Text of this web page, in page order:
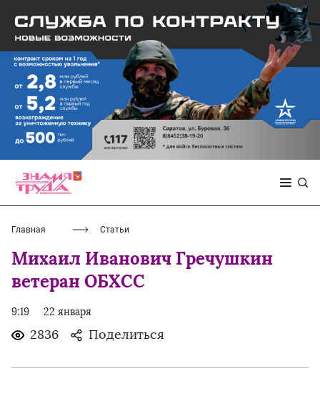
Главная Статьи
Михаил Иванович Гречушкин
ветеран ОБХСС
9:19 22 января
2836 Поделиться